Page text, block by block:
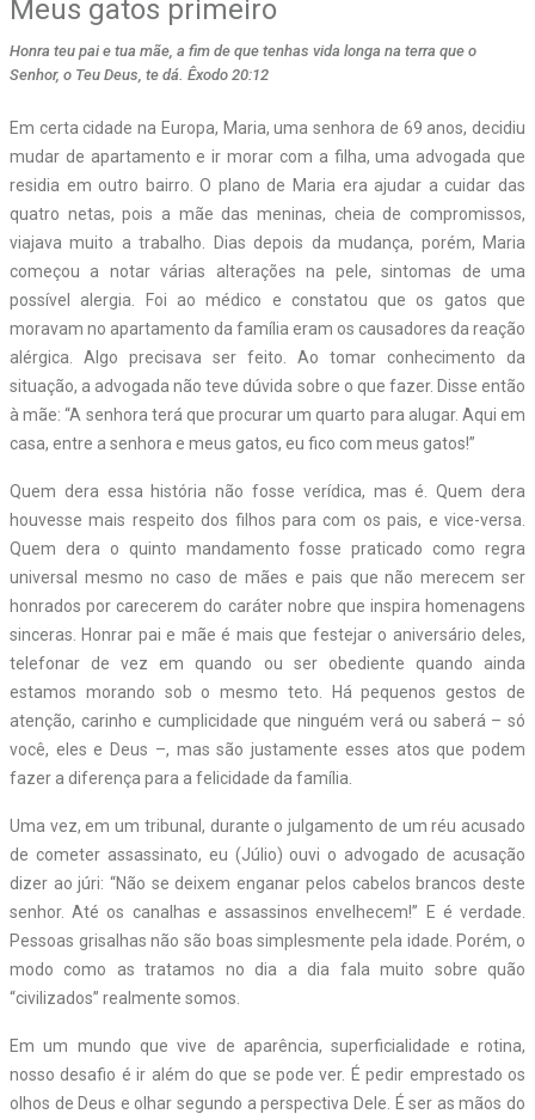
Meus gatos primeiro
Honra teu pai e tua mãe, a fim de que tenhas vida longa na terra que o
Senhor, o Teu Deus, te dá. Êxodo 20:12
Em certa cidade na Europa, Maria, uma senhora de 69 anos, decidiu
mudar de apartamento e ir morar com a filha, uma advogada que
residia em outro bairro. O plano de Maria era ajudar a cuidar das
quatro netas, pois a mãe das meninas, cheia de compromissos,
viajava muito a trabalho. Dias depois da mudança, porém, Maria
começou a notar várias alterações na pele, sintomas de uma
possível alergia. Foi ao médico e constatou que os gatos que
moravam no apartamento da família eram os causadores da reação
alérgica. Algo precisava ser feito. Ao tomar conhecimento da
situação, a advogada não teve dúvida sobre o que fazer. Disse então
à mãe: “A senhora terá que procurar um quarto para alugar. Aqui em
casa, entre a senhora e meus gatos, eu fico com meus gatos!”
Quem dera essa história não fosse verídica, mas é. Quem dera
houvesse mais respeito dos filhos para com os pais, e vice-versa.
Quem dera o quinto mandamento fosse praticado como regra
universal mesmo no caso de mães e pais que não merecem ser
honrados por carecerem do caráter nobre que inspira homenagens
sinceras. Honrar pai e mãe é mais que festejar o aniversário deles,
telefonar de vez em quando ou ser obediente quando ainda
estamos morando sob o mesmo teto. Há pequenos gestos de
atenção, carinho e cumplicidade que ninguém verá ou saberá – só
você, eles e Deus –, mas são justamente esses atos que podem
fazer a diferença para a felicidade da família.
Uma vez, em um tribunal, durante o julgamento de um réu acusado
de cometer assassinato, eu (Júlio) ouvi o advogado de acusação
dizer ao júri: “Não se deixem enganar pelos cabelos brancos deste
senhor. Até os canalhas e assassinos envelhecem!” E é verdade.
Pessoas grisalhas não são boas simplesmente pela idade. Porém, o
modo como as tratamos no dia a dia fala muito sobre quão
“civilizados” realmente somos.
Em um mundo que vive de aparência, superficialidade e rotina,
nosso desafio é ir além do que se pode ver. É pedir emprestado os
olhos de Deus e olhar segundo a perspectiva Dele. É ser as mãos do